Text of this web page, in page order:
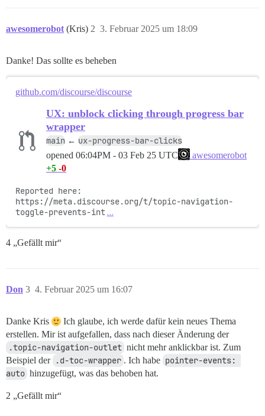
awesomerobot (Kris) 3. Februar 2025 um 18:09
2
Danke! Das sollte es beheben
github.com/discourse/discourse
UX: unblock clicking through progress bar
wrapper
main ← ux-progress-bar-clicks
opened 06:04PM - 03 Feb 25 UTC
awesomerobot
+5 -0
Reported here:
https://meta.discourse.org/t/topic-navigation-
toggle-prevents-int …
4 „Gefällt mir“
Don 4. Februar 2025 um 16:07
3
Danke Kris
Ich glaube, ich werde dafür kein neues Thema
erstellen. Mir ist aufgefallen, dass nach dieser Änderung der
.topic-navigation-outlet nicht mehr anklickbar ist. Zum
Beispiel der .d-toc-wrapper . Ich habe pointer-events:
auto hinzugefügt, was das behoben hat.
2 „Gefällt mir“